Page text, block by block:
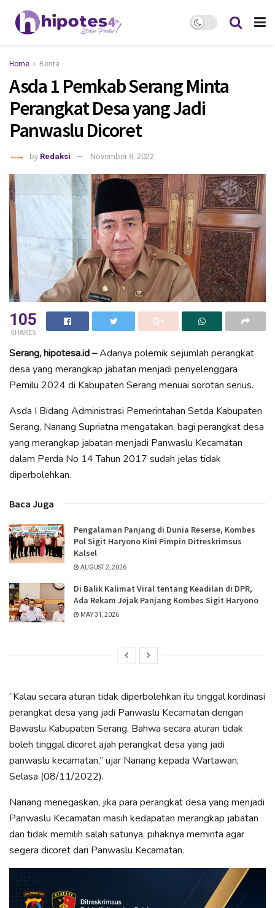
Home Berita
Asda 1 Pemkab Serang Minta
Perangkat Desa yang Jadi
Panwaslu Dicoret
by Redaksi November 8, 2022
105
SHARES
Serang, hipotesa.id –Adanya polemik sejumlah perangkat
desa yang merangkap jabatan menjadi penyelenggara
Pemilu 2024 di Kabupaten Serang menuai sorotan serius.
Asda I Bidang Administrasi Pemerintahan Setda Kabupaten
Serang, Nanang Supriatna mengatakan, bagi perangkat desa
yang merangkap jabatan menjadi Panwaslu Kecamatan
dalam Perda No 14 Tahun 2017 sudah jelas tidak
diperbolehkan.
Baca Juga
Pengalaman Panjang di Dunia Reserse, Kombes
Pol Sigit Haryono Kini Pimpin Ditreskrimsus
Kalsel
AUGUST 2, 2026
Di Balik Kalimat Viral tentang Keadilan di DPR,
Ada Rekam Jejak Panjang Kombes Sigit Haryono
MAY 31, 2026
“Kalau secara aturan tidak diperbolehkan itu tinggal kordinasi
perangkat desa yang jadi Panwaslu Kecamatan dengan
Bawaslu Kabupaten Serang, Bahwa secara aturan tidak
boleh tinggal dicoret ajah perangkat desa yang jadi
panwaslu kecamatan,” ujar Nanang kepada Wartawan,
Selasa (08/11/2022).
Nanang menegaskan, jika para perangkat desa yang menjadi
Panwaslu Kecamatan masih kedapatan merangkap jabatan
dan tidak memilih salah satunya, pihaknya meminta agar
segera dicoret dari Panwaslu Kecamatan.